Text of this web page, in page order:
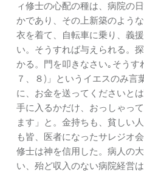
ィ修士の心配の種は、病院の
かであり、その上新築のよう
衣を着て、自転車に乗り、義
い。そうすれば与えられる。
かる。門を叩きなさい｡そうす
７、８)」というイエスのみ言
に、お金を送ってくださいと
手に入るかだけ、おっしゃっ
ます」と。金持ちも、貧しい
も皆、医者になったサレジオ
修士は神を信用した。病人の
い、殆ど収入のない病院経営